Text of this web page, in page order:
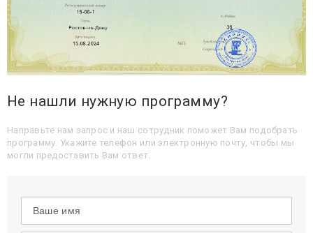
Не нашли нужную программу?
Направьте нам запрос и наш сотрудник поможет Вам подобрать
программу. Укажите телефон или электронную почту, чтобы мы
могли предоставить Вам ответ.